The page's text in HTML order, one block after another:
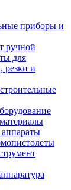
приборы и
ручной
для
резки и